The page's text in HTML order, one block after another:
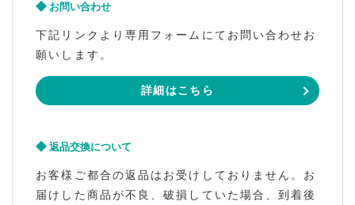
お問い合わせ
下記リンクより専用フォームにてお問い合わせお
願いします。
詳細はこちら
返品交換について
お客様ご都合の返品はお受けしておりません。お
届けした商品が不良、破損していた場合、到着後